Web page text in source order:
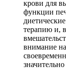
крови для
функции
терапию и,
внимание